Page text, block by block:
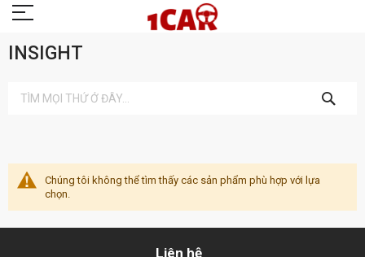
INSIGHT
KIẾM
Chúng tôi không thể tìm thấy các sản phẩm phù hợp với lựa
chọn.
Liên hệ